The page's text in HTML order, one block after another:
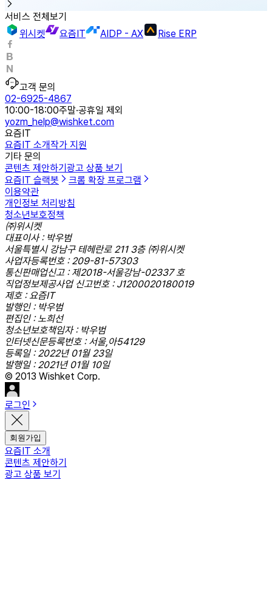
서비스 전체보기
위시켓
요즘IT AIDP - AX Rise ERP
고객 문의
02-6925-4867
10:00-18:00주말·공휴일 제외
yozm_help@wishket.com
요즘IT
요즘IT 소개작가 지원
기타 문의
콘텐츠 제안하기 광고 상품 보기
요즘IT 슬랙봇
크롬 확장 프로그램
이용약관
개인정보 처리방침
청소년보호정책
㈜위시켓
대표이사 : 박우범
서울특별시 강남구 테헤란로 211 3층 ㈜위시켓
사업자등록번호 : 209-81-57303
통신판매업신고 : 제2018-서울강남-02337 호
직업정보제공사업 신고번호 : J1200020180019
제호 : 요즘IT
발행인 : 박우범
편집인 : 노희선
청소년보호책임자 : 박우범
인터넷신문등록번호 : 서울,아54129
등록일 : 2022년 01월 23일
발행일 : 2021년 01월 10일
© 2013 Wishket Corp.
로그인
회원가입
요즘IT 소개
콘텐츠 제안하기
광고 상품 보기